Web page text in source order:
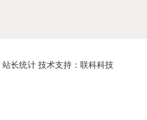
站长统计 技术支持：联科科技